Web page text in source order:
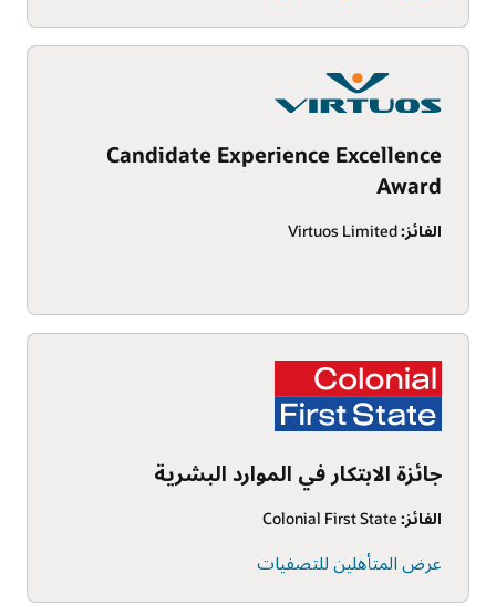
Candidate Experience Excellence
Award
الفائز:
جائزة الابتكار في الموارد البشرية
الفائز:
عرض المتأهلين للتصفيات